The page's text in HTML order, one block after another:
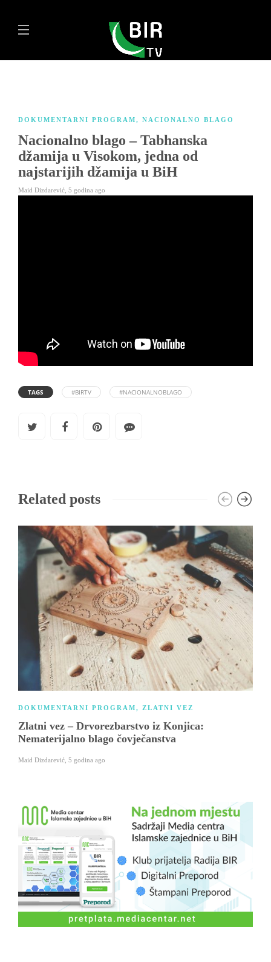
DOKUMENTARNI PROGRAM, NACIONALNO BLAGO
Nacionalno blago – Tabhanska
džamija u Visokom, jedna od
najstarijih džamija u BiH
Maid Dizdarević 5 godina ago
TAGS #BIRTV #NACIONALNOBLAGO
Related posts
DOKUMENTARNI PROGRAM, ZLATNI VEZ
Zlatni vez – Drvorezbarstvo iz Konjica:
Nematerijalno blago čovječanstva
Maid Dizdarević 5 godina ago